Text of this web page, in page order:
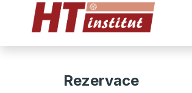
Rezervace